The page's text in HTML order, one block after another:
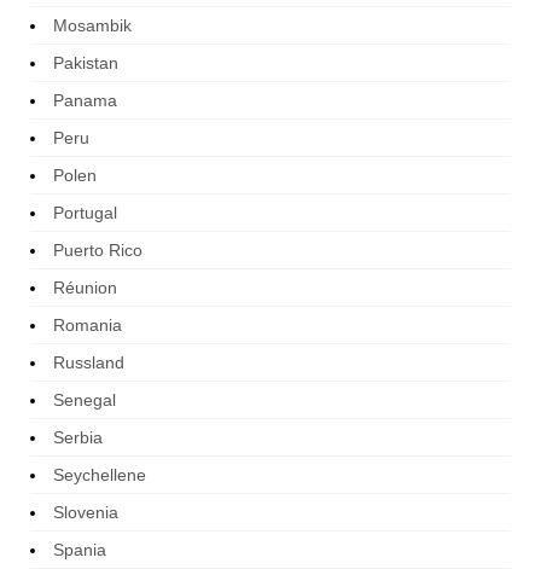
Mosambik
Pakistan
Panama
Peru
Polen
Portugal
Puerto Rico
Réunion
Romania
Russland
Senegal
Serbia
Seychellene
Slovenia
Spania